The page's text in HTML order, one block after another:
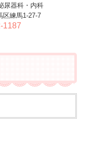
尿器科・内科
区練馬1-27-7
1187